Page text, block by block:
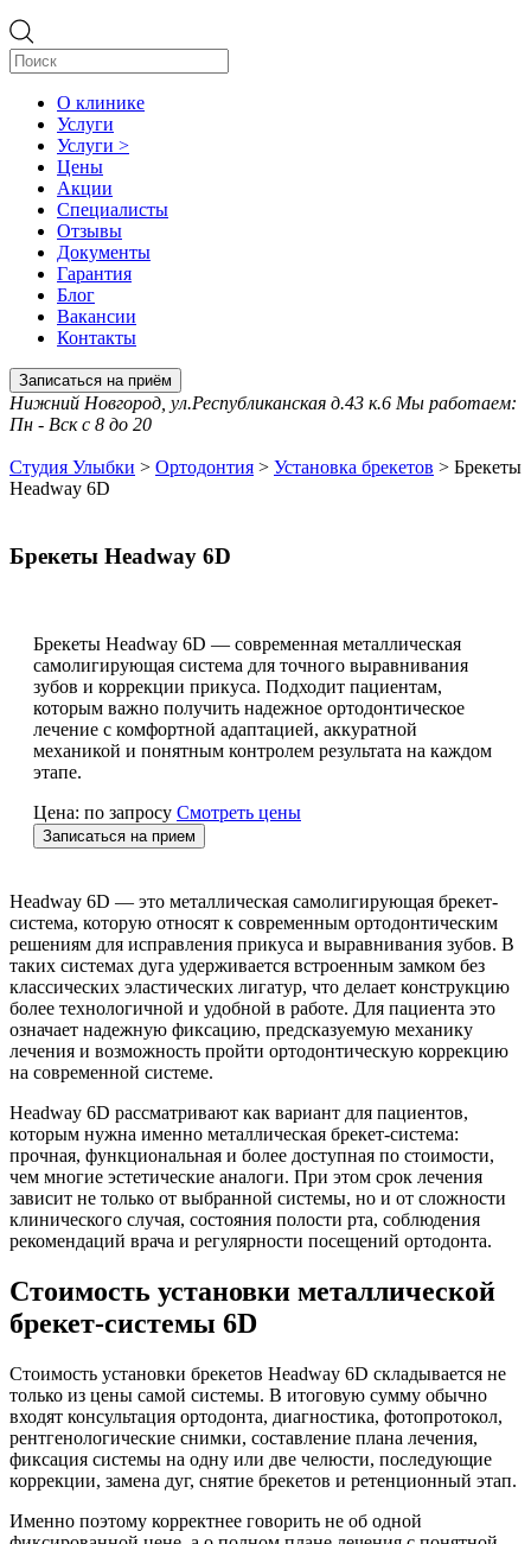
О клинике
Услуги
Услуги >
Цены
Акции
Специалисты
Отзывы
Документы
Гарантия
Блог
Вакансии
Контакты
Записаться на приём
Нижний Новгород, ул.Республиканская д.43 к.6 Мы работаем:
Пн - Вск с 8 до 20
Студия Улыбки > Ортодонтия > Установка брекетов > Брекеты
Headway 6D
Брекеты Headway 6D
Брекеты Headway 6D — современная металлическая
самолигирующая система для точного выравнивания
зубов и коррекции прикуса. Подходит пациентам,
которым важно получить надежное ортодонтическое
лечение с комфортной адаптацией, аккуратной
механикой и понятным контролем результата на каждом
этапе.
Цена: по запросу Смотреть цены
Записаться на прием
Headway 6D — это металлическая самолигирующая брекет-
система, которую относят к современным ортодонтическим
решениям для исправления прикуса и выравнивания зубов. В
таких системах дуга удерживается встроенным замком без
классических эластических лигатур, что делает конструкцию
более технологичной и удобной в работе. Для пациента это
означает надежную фиксацию, предсказуемую механику
лечения и возможность пройти ортодонтическую коррекцию
на современной системе.
Headway 6D рассматривают как вариант для пациентов,
которым нужна именно металлическая брекет-система:
прочная, функциональная и более доступная по стоимости,
чем многие эстетические аналоги. При этом срок лечения
зависит не только от выбранной системы, но и от сложности
клинического случая, состояния полости рта, соблюдения
рекомендаций врача и регулярности посещений ортодонта.
Стоимость установки металлической
брекет-системы 6D
Стоимость установки брекетов Headway 6D складывается не
только из цены самой системы. В итоговую сумму обычно
входят консультация ортодонта, диагностика, фотопротокол,
рентгенологические снимки, составление плана лечения,
фиксация системы на одну или две челюсти, последующие
коррекции, замена дуг, снятие брекетов и ретенционный этап.
Именно поэтому корректнее говорить не об одной